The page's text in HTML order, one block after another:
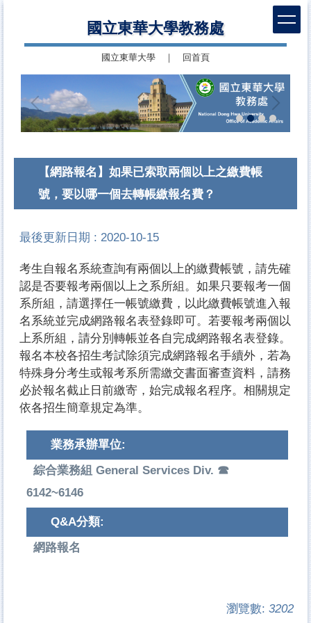
國立東華大學教務處
國立東華大學 回首頁
【網路報名】如果已索取兩個以上之繳費帳
號，要以哪一個去轉帳繳報名費？
最後更新日期 :2020-10-15
考生自報名系統查詢有兩個以上的繳費帳號，請先確
認是否要報考兩個以上之系所組。如果只要報考一個
系所組，請選擇任一帳號繳費，以此繳費帳號進入報
名系統並完成網路報名表登錄即可。若要報考兩個以
上系所組，請分別轉帳並各自完成網路報名表登錄。
報名本校各招生考試除須完成網路報名手續外，若為
特殊身分考生或報考系所需繳交書面審查資料，請務
必於報名截止日前繳寄，始完成報名程序。相關規定
依各招生簡章規定為準。
業務承辦單位:
綜合業務組 General Services Div. ☎
6142~6146
Q&A分類:
網路報名
瀏覽數: 3202